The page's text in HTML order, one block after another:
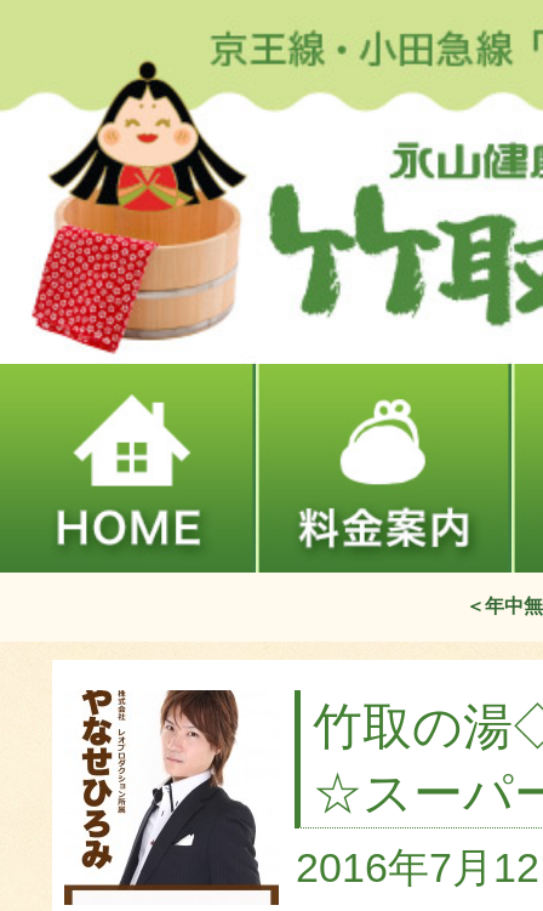
＜年中
竹取の湯
☆スーパ
2016年7月